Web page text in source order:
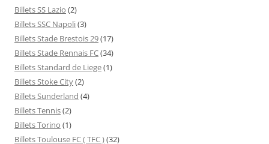
Billets SS Lazio (2)
Billets SSC Napoli(3)
Billets Stade Brestois 29(17)
Billets Stade Rennais FC(34)
Billets Standard de Liege(1)
Billets Stoke City(2)
Billets Sunderland (4)
Billets Tennis(2)
Billets Torino (1)
Billets Toulouse FC ( TFC )(32)